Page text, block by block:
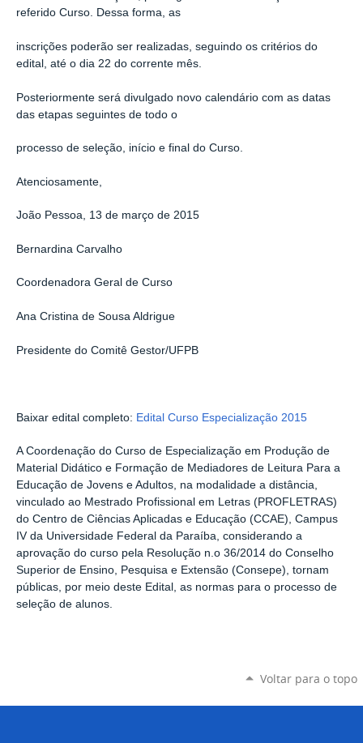
referido Curso. Dessa forma, as
inscrições poderão ser realizadas, seguindo os critérios do
edital, até o dia 22 do corrente mês.
Posteriormente será divulgado novo calendário com as datas
das etapas seguintes de todo o
processo de seleção, início e final do Curso.
Atenciosamente,
João Pessoa, 13 de março de 2015
Bernardina Carvalho
Coordenadora Geral de Curso
Ana Cristina de Sousa Aldrigue
Presidente do Comitê Gestor/UFPB
Baixar edital completo: Edital Curso Especialização 2015
A Coordenação do Curso de Especialização em Produção de
Material Didático e Formação de Mediadores de Leitura Para a
Educação de Jovens e Adultos, na modalidade a distância,
vinculado ao Mestrado Profissional em Letras (PROFLETRAS)
do Centro de Ciências Aplicadas e Educação (CCAE), Campus
IV da Universidade Federal da Paraíba, considerando a
aprovação do curso pela Resolução n.o 36/2014 do Conselho
Superior de Ensino, Pesquisa e Extensão (Consepe), tornam
públicas, por meio deste Edital, as normas para o processo de
seleção de alunos.
Voltar para o topo